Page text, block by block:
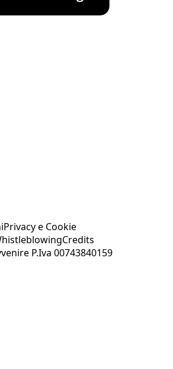
Privacy e Cookie
Credits
P.Iva 00743840159